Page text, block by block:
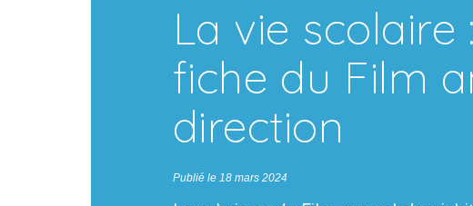
La vie
fiche du Film
direction
Publié le 18 mars 2024